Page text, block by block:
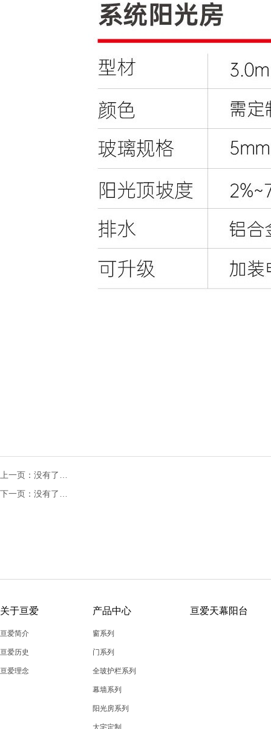
上一页：没有了…
下一页：没有了…
关于亘爱
亘爱简介
亘爱历史
亘爱理念
产品中心
窗系列
门系列
全玻护栏系列
幕墙系列
阳光房系列
大宅定制
亘爱天幕阳台